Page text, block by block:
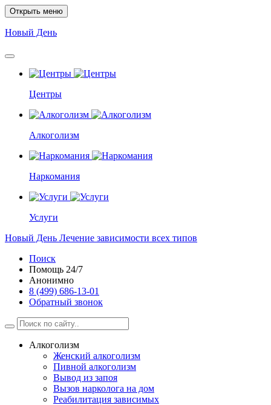
Открыть меню
Новый День
Центры
Алкоголизм
Наркомания
Услуги
Новый День Лечение зависимости всех типов
Поиск
Помощь 24/7
Анонимно
8 (499) 686-13-01
Обратный звонок
Алкоголизм
Женский алкоголизм
Пивной алкоголизм
Вывод из запоя
Вызов нарколога на дом
Реабилитация зависимых